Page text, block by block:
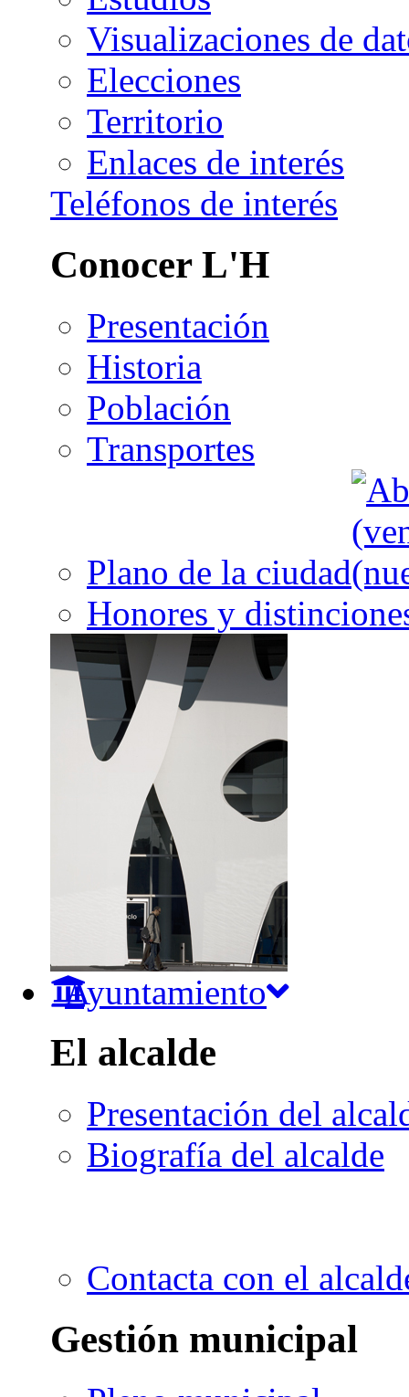
Visualizaciones de
Elecciones
Territorio
Enlaces de interés
Teléfonos de interés
Conocer L'H
Presentación
Historia
Población
Transportes
Plano de la ciudad
Honores y
Ayuntamiento
El alcalde
Presentación del
Biografía del alcalde
Contacta con el
Gestión municipal